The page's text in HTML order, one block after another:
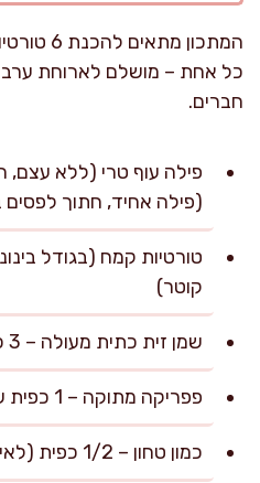
כל אחת – מושלם לארוחת ערב
חברים.
(פילה אחיד, חתוך לפסים ברוחב
קוטר)
שמן זית כתית מעולה – 3 כפות (למשרה ולטיגון)
פפריקה מתוקה – 1 כפית שטוחה (לטעם עמוק)
כמון טחון – 1/2 כפית (לאיזון ארומטי)